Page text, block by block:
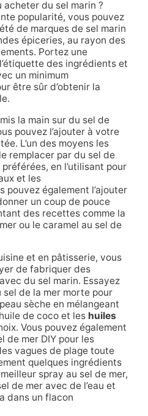
acheter du sel marin ?
popularité, vous pouvez
de marques de sel marin
épiceries, au rayon des
Portez une
des ingrédients et
un minimum
être sûr d’obtenir la
la main sur du sel de
pouvez l’ajouter à votre
L’un des moyens les
remplacer par du sel de
en l’utilisant pour
et les
pouvez également l’ajouter
un coup de pouce
des recettes comme la
ou le caramel au sel de
et en pâtisserie, vous
de fabriquer des
du sel marin. Essayez
de la mer morte pour
sèche en mélangeant
de coco et les huiles
Vous pouvez également
de mer DIY pour les
vagues de plage toute
quelques ingrédients
spray au sel de mer,
de mer avec de l’eau et
dans un flacon